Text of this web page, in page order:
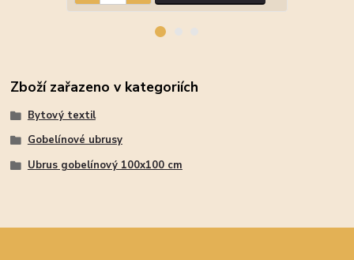
Zboží zařazeno v kategoriích
Bytový textil
Gobelínové ubrusy
Ubrus gobelínový 100x100 cm